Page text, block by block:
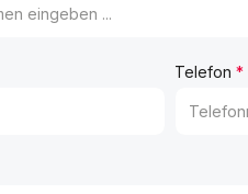
Telefon *